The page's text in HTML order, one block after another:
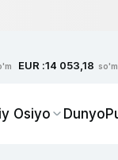
EUR :14 053,18 so'm
Osiyo Dunyo